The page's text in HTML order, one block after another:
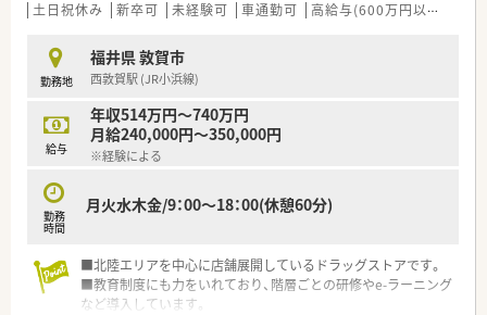
土日祝休み 新卒可 未経験可 車通勤可 高給与(600万円以上)
勤務地
福井県 敦賀市
西敦賀駅 (JR小浜線)
給与
年収514万円～740万円
月給240,000円～350,000円
※経験による
勤務
時間
月火水木金/9：00～18：00(休憩60分)
■北陸エリアを中心に店舗展開しているドラッグストアです。
■教育制度にも力をいれており、階層ごとの研修やe-ラーニング
など導入しています。